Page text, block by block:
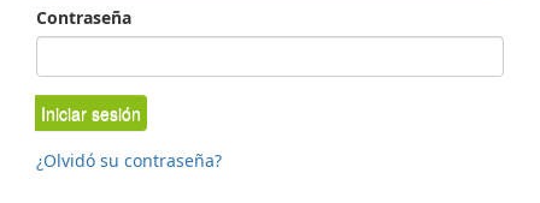
Contraseña
Iniciar sesión
¿Olvidó su contraseña?